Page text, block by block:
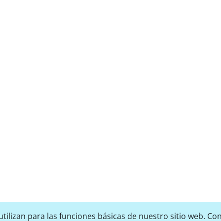
para las funciones básicas de nuestro sitio web.